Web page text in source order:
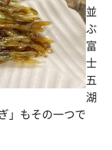
並
ぶ
富
士
五
湖
」もその一つで